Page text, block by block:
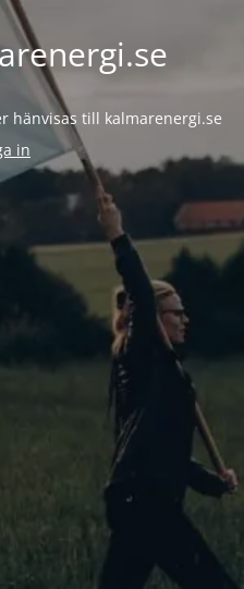
hänvisas till kalmarenergi.se
in